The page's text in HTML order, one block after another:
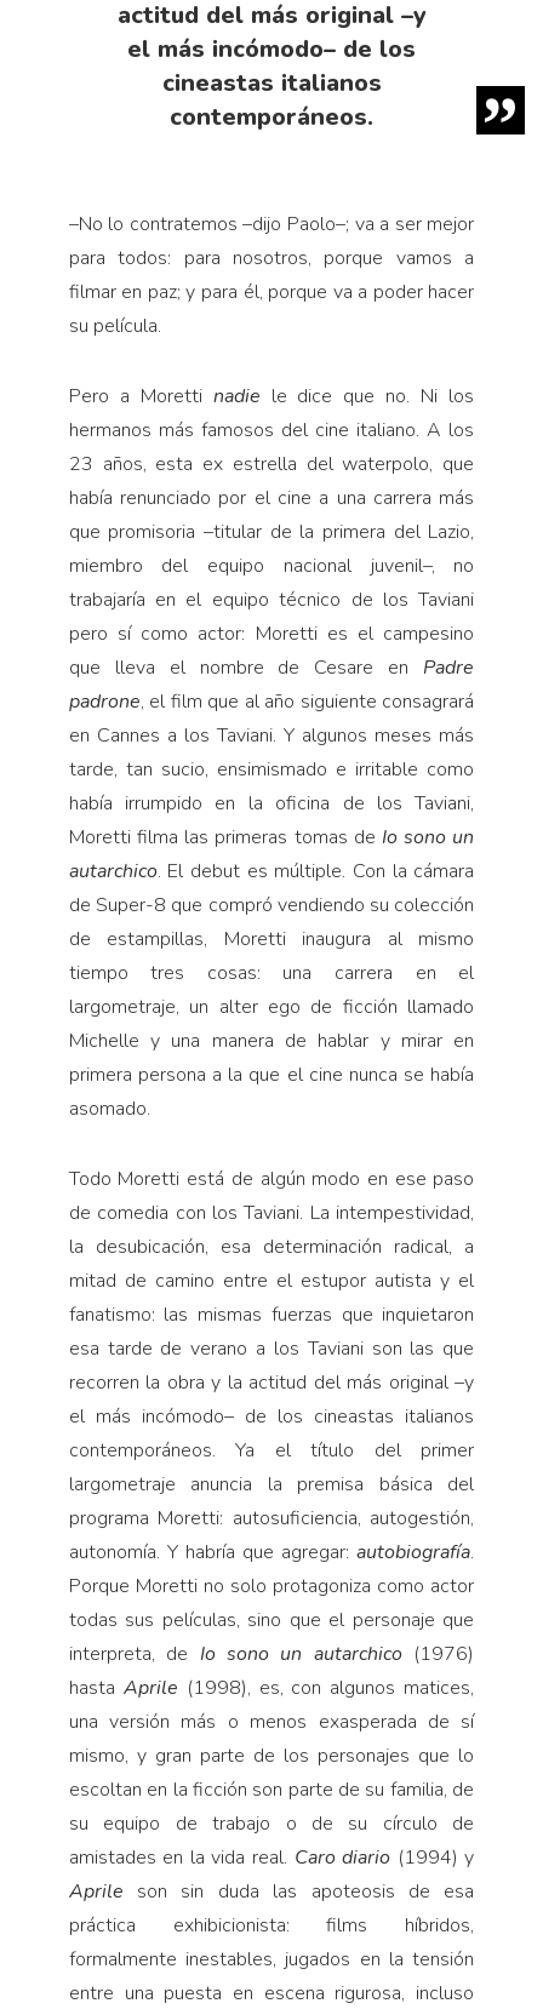
actitud del más original –y
el más incómodo– de los
cineastas italianos
contemporáneos.
–No lo contratemos –dijo Paolo–; va a ser mejor
para todos: para nosotros, porque vamos a
filmar en paz; y para él, porque va a poder hacer
su película.
Pero a Moretti nadie le dice que no. Ni los
hermanos más famosos del cine italiano. A los
23 años, esta ex estrella del waterpolo, que
había renunciado por el cine a una carrera más
que promisoria –titular de la primera del Lazio,
miembro del equipo nacional juvenil–, no
trabajaría en el equipo técnico de los Taviani
pero sí como actor: Moretti es el campesino
que lleva el nombre de Cesare en Padre
padrone, el film que al año siguiente consagrará
en Cannes a los Taviani. Y algunos meses más
tarde, tan sucio, ensimismado e irritable como
había irrumpido en la oficina de los Taviani,
Moretti filma las primeras tomas de Io sono un
autarchico. El debut es múltiple. Con la cámara
de Super-8 que compró vendiendo su colección
de estampillas, Moretti inaugura al mismo
tiempo tres cosas: una carrera en el
largometraje, un alter ego de ficción llamado
Michelle y una manera de hablar y mirar en
primera persona a la que el cine nunca se había
asomado.
Todo Moretti está de algún modo en ese paso
de comedia con los Taviani. La intempestividad,
la desubicación, esa determinación radical, a
mitad de camino entre el estupor autista y el
fanatismo: las mismas fuerzas que inquietaron
esa tarde de verano a los Taviani son las que
recorren la obra y la actitud del más original –y
el más incómodo– de los cineastas italianos
contemporáneos. Ya el título del primer
largometraje anuncia la premisa básica del
programa Moretti: autosuficiencia, autogestión,
autonomía. Y habría que agregar:autobiografía.
Porque Moretti no solo protagoniza como actor
todas sus películas, sino que el personaje que
interpreta, de Io sono un autarchico (1976)
hasta Aprile (1998), es, con algunos matices,
una versión más o menos exasperada de sí
mismo, y gran parte de los personajes que lo
escoltan en la ficción son parte de su familia, de
su equipo de trabajo o de su círculo de
amistades en la vida real. Caro diario (1994) y
Aprile son sin duda las apoteosis de esa
práctica exhibicionista: films híbridos,
formalmente inestables, jugados en la tensión
entre una puesta en escena rigurosa, incluso